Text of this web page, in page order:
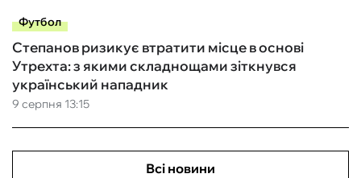
Футбол
9 серпня 13:15
Степанов ризикує втратити місце в основі
Утрехта: з якими складнощами зіткнувся
український нападник
Всі новини